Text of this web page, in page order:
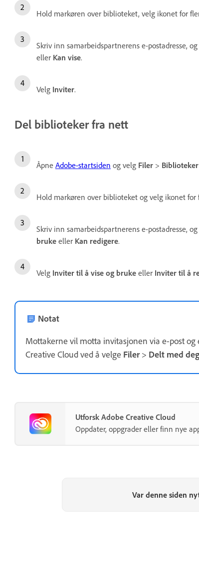
Hold markøren over biblioteket, velg ikonet for
Skriv inn samarbeidspartnerens e-postadresse,
eller Kan vise.
Velg Inviter.
Del biblioteker fra nett
Åpne Adobe-startsiden og velg Filer >
Hold markøren over biblioteket og velg ikonet
Skriv inn samarbeidspartnerens e-postadresse,
bruke eller Kan redigere.
Velg Inviter til å vise og bruke eller Inviter til å
Notat
Mottakerne vil motta invitasjonen via e-post
Creative Cloud ved å velge Filer> Delt med deg
Utforsk Adobe Creative Cloud
Oppdater, oppgrader eller finn nye
Var denne siden